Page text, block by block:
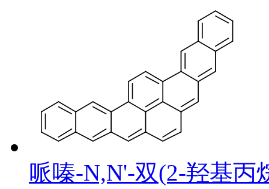
哌嗪-N,N'-双(2-羟基丙